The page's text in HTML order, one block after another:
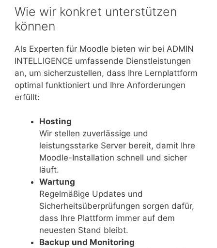
Wie wir konkret unterstützen
können
Als Experten für Moodle bieten wir bei ADMIN
INTELLIGENCE umfassende Dienstleistungen
an, um sicherzustellen, dass Ihre Lernplattform
optimal funktioniert und Ihre Anforderungen
erfüllt:
Hosting
Wir stellen zuverlässige und
leistungsstarke Server bereit, damit Ihre
Moodle-Installation schnell und sicher
läuft.
Wartung
Regelmäßige Updates und
Sicherheitsüberprüfungen sorgen dafür,
dass Ihre Plattform immer auf dem
neuesten Stand bleibt.
Backup und Monitoring